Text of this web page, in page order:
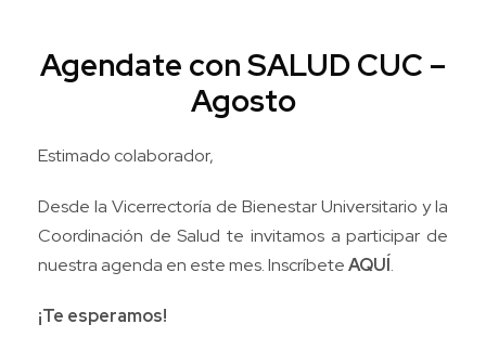
Agendate con SALUD CUC –
Agosto
Estimado colaborador,
Desde la Vicerrectoría de Bienestar Universitario y la
Coordinación de Salud te invitamos a participar de
nuestra agenda en este mes. InscríbeteAQUÍ.
¡Te esperamos!